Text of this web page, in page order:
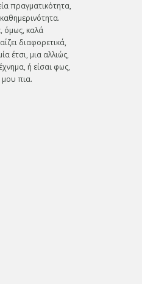
πραγματικότητα,
καθημερινότητα.
όμως, καλά
διαφορετικά,
έτσι, μια αλλιώς,
ή είσαι φως,
πια.